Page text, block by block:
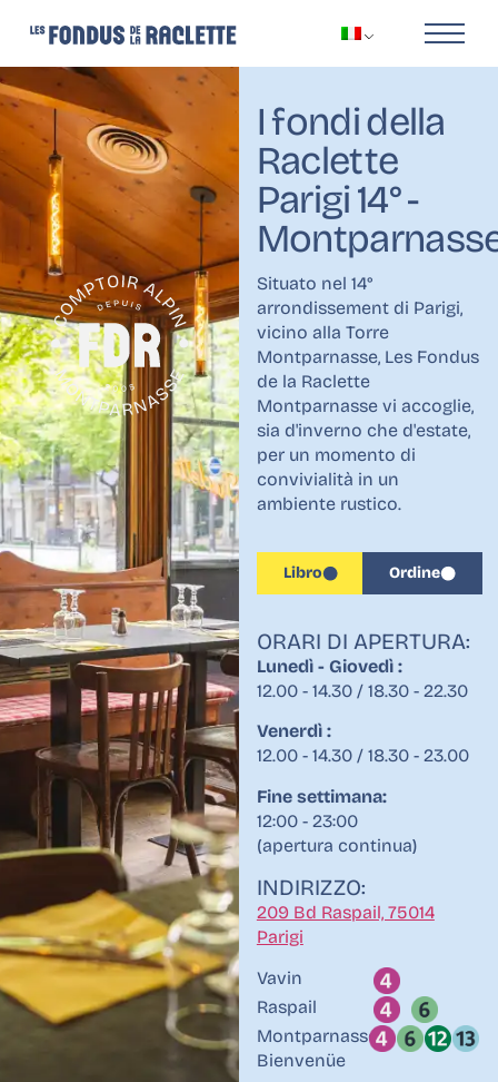
I fondi della
Raclette
Parigi 14° -
Situato nel 14°
arrondissement di Parigi,
vicino alla Torre
Montparnasse, Les Fondus
de la Raclette
Montparnasse vi accoglie,
sia d'inverno che d'estate,
per un momento di
convivialità in un
ambiente rustico.
Libro Ordine
ORARI DI APERTURA:
Lunedì - Giovedì :
12.00 - 14.30 / 18.30 - 22.30
Venerdì :
12.00 - 14.30 / 18.30 - 23.00
Fine settimana:
12:00 - 23:00
(apertura continua)
INDIRIZZO:
209 Bd Raspail, 75014
Parigi
Vavin
Raspail
Montparnasse-
Bienvenüe